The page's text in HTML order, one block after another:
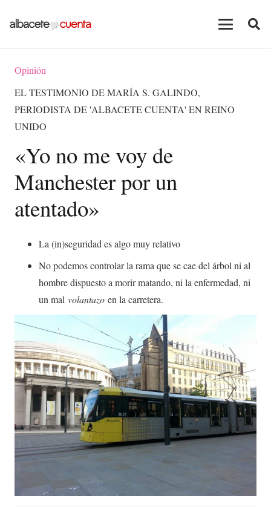
Opinión
EL TESTIMONIO DE MARÍA S. GALINDO,
PERIODISTA DE 'ALBACETE CUENTA' EN REINO
UNIDO
«Yo no me voy de
Manchester por un
atentado»
La (in)seguridad es algo muy relativo
No podemos controlar la rama que se cae del árbol ni al
hombre dispuesto a morir matando, ni la enfermedad, ni
un mal volantazo en la carretera.